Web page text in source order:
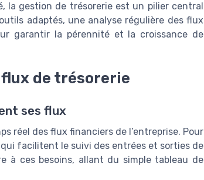
la gestion de trésorerie est un pilier central
adaptés, une analyse régulière des flux
garantir la pérennité et la croissance de
de trésorerie
ses flux
réel des flux financiers de l’entreprise. Pour
facilitent le suivi des entrées et sorties de
à ces besoins, allant du simple tableau de